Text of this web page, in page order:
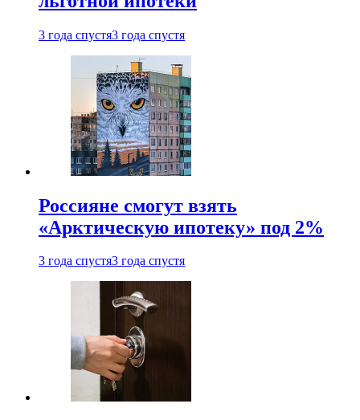
3 года спустя3 года спустя
Россияне смогут взять
«Арктическую ипотеку» под 2%
3 года спустя3 года спустя